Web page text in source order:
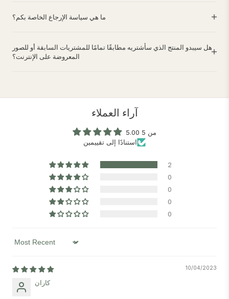
ما هي سياسة الإرجاع الخاصة بكم؟
هل سيبدو المنتج الذي سأشتريه مطابقًا تمامًا للمشتريات السابقة أو للصور
المعروضة على الإنترنت؟
آراء العملاء
5.00 من 5
استنادًا إلى تقييمين
2
0
0
0
0
Sort by
10/04/2023
كاران